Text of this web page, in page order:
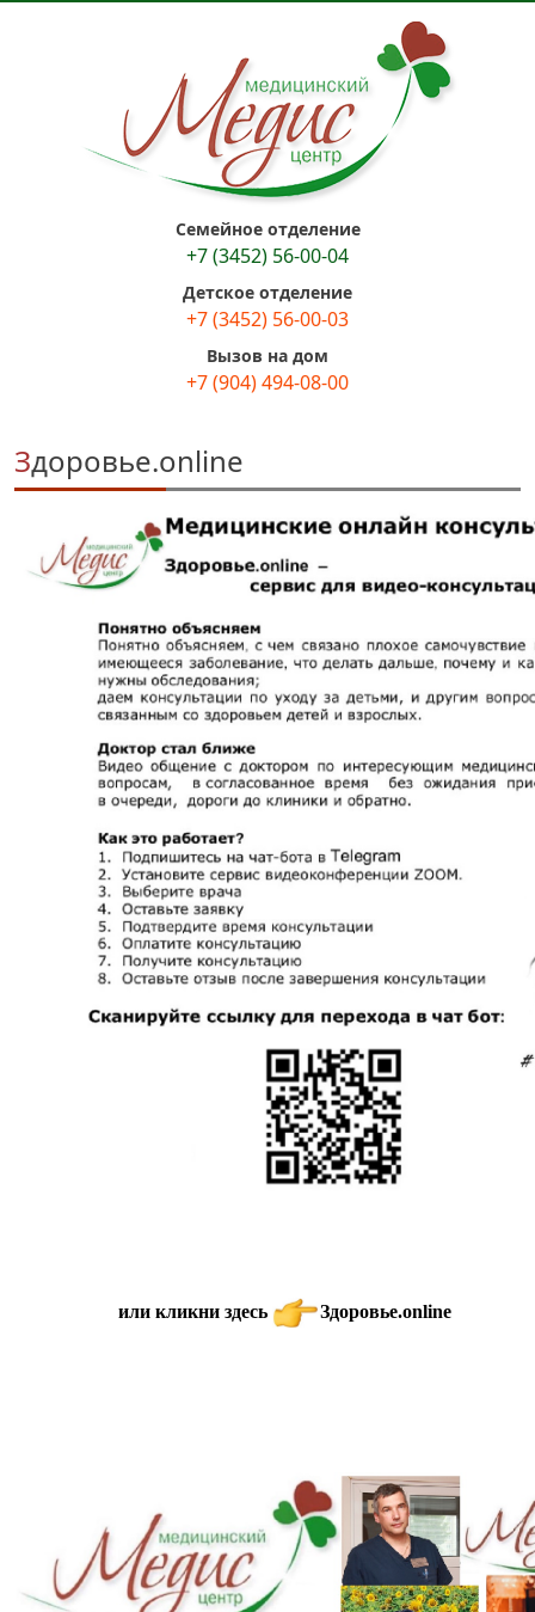
Семейное отделение
+7 (3452) 56-00-04
Детское отделение
+7 (3452) 56-00-03
Вызов на дом
+7 (904) 494-08-00
Здоровье.online
или кликни здесь Здоровье.online